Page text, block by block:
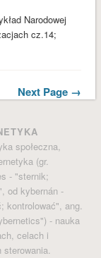
Narodowej
cz.14;
Next Page →
społeczna,
(gr.
- "sternik;
od kybernán -
kontrolować", ang.
- nauka
celach i
sterowania.